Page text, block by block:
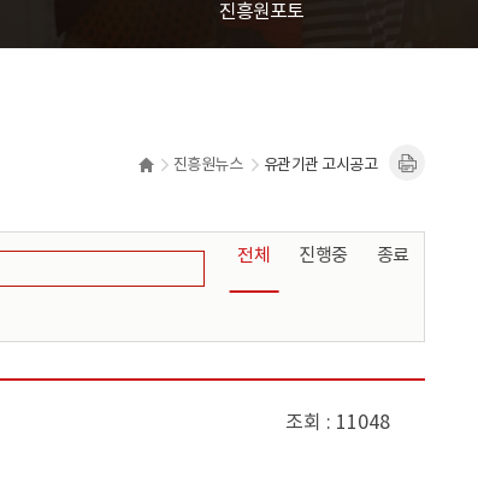
진흥원포토
진흥원뉴스 유관기관 고시공고
전체 진행중 종료
조회 11048